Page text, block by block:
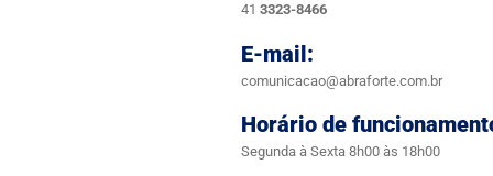
413323-8466
E-mail:
comunicacao@abraforte.com.br
Horário de
Segunda à Sexta 8h00 às 18h00